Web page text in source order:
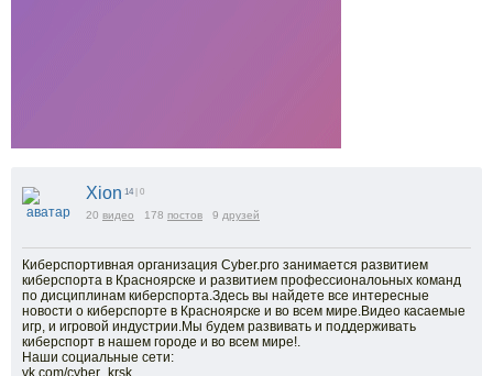
Xion 14 | 0
20 видео 178 постов 9 друзей
Киберспортивная организация Cyber.pro занимается развитием
киберспорта в Красноярске и развитием профессионалоьных команд
по дисциплинам киберспорта.Здесь вы найдете все интересные
новости о киберспорте в Красноярске и во всем мире.Видео касаемые
игр, и игровой индустрии.Мы будем развивать и поддерживать
киберспорт в нашем городе и во всем мире!.
Наши социальные сети: